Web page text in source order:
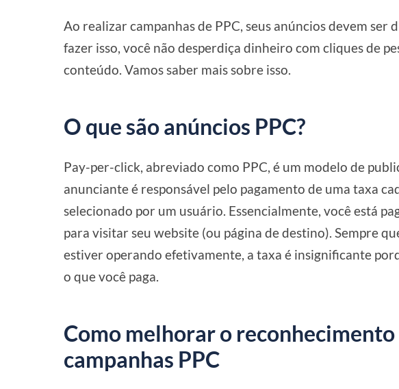
Ao realizar campanhas de PPC, seus anúncios devem
fazer isso, você não desperdiça dinheiro com cliques de
conteúdo. Vamos saber mais sobre isso.
O que são anúncios PPC?
Pay-per-click, abreviado como PPC, é um modelo de
anunciante é responsável pelo pagamento de uma taxa
selecionado por um usuário. Essencialmente, você está
para visitar seu website (ou página de destino). Sempre
estiver operando efetivamente, a taxa é insignificante
o que você paga.
Como melhorar o reconhecimento
campanhas PPC